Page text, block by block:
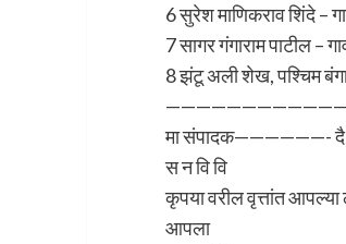
6 सुरेश माणिकराव शिंदे –
7 सागर गंगाराम पाटील –
8 झंटू अली शेख, पश्चिम
मा संपादक——————- दै
स न वि वि
कृपया वरील वृत्तांत
आपला